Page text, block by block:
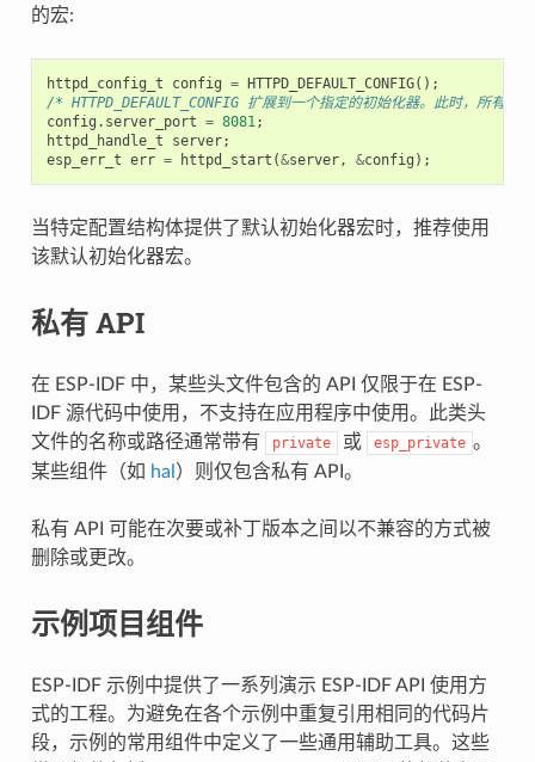
的宏:
httpd_config_t config = HTTPD_DEFAULT_CONFIG();
/* HTTPD_DEFAULT_CONFIG 扩展到一个指定的初始化器。此时，所有字
config . server_port = 8081;
httpd_handle_t
server;
esp_err_t err = httpd_start (&server, &config );
当特定配置结构体提供了默认初始化器宏时，推荐使用
该默认初始化器宏。
私有 API
在 ESP-IDF 中，某些头文件包含的 API 仅限于在 ESP-
IDF 源代码中使用，不支持在应用程序中使用。此类头
文件的名称或路径通常带有
private 或 esp_private 。
某些组件（如 hal ）则仅包含私有 API。
私有 API 可能在次要或补丁版本之间以不兼容的方式被
删除或更改。
示例项目组件
ESP-IDF 示例中提供了一系列演示 ESP-IDF API 使用方
式的工程。为避免在各个示例中重复引用相同的代码片
段，示例的常用组件中定义了一些通用辅助工具。这些